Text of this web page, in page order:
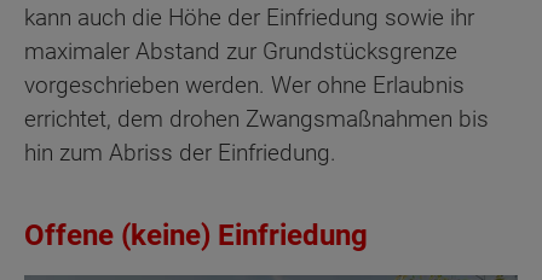
kann auch die Höhe der Einfriedung sowie ihr
maximaler Abstand zur Grundstücksgrenze
vorgeschrieben werden. Wer ohne Erlaubnis
errichtet, dem drohen Zwangsmaßnahmen bis
hin zum Abriss der Einfriedung.
Offene (keine) Einfriedung